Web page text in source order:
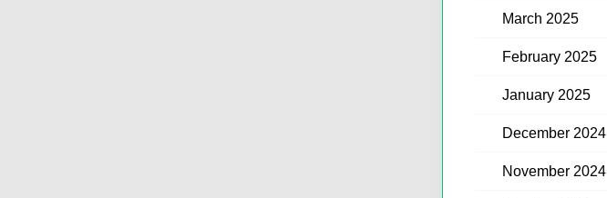
March 2025
February 2025
January 2025
December 2024
November 2024